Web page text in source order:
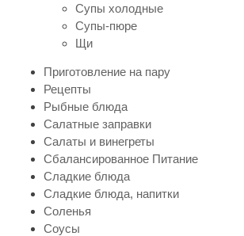
Супы холодные
Супы-пюре
Щи
Приготовление на пару
Рецепты
Рыбные блюда
Салатные заправки
Салаты и винегреты
Сбалансированное Питание
Сладкие блюда
Сладкие блюда, напитки
Соленья
Соусы